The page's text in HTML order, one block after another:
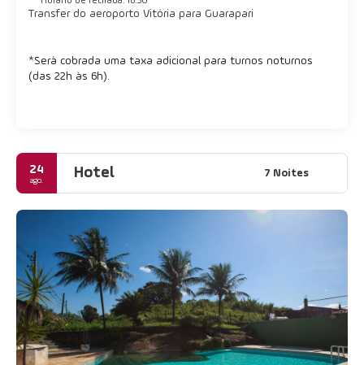
Transfer do aeroporto Vitória para Guarapari
*Será cobrada uma taxa adicional para turnos noturnos
(das 22h às 6h).
24
ago. Hotel 7 Noites